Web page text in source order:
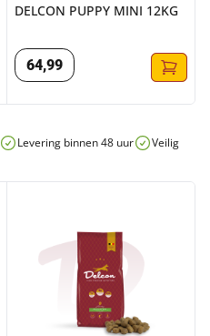
DELCON PUPPY MINI 12KG
64,99
Levering binnen 48 uur Veilig